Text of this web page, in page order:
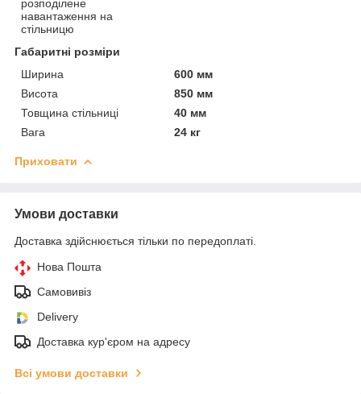
розподілене
навантаження на
стільницю
Габаритні розміри
Ширина
600 мм
Висота
850 мм
Товщина стільниці
40 мм
Вага
24 кг
Приховати
Умови доставки
Доставка здійснюється тільки по передоплаті.
Нова Пошта
Самовивіз
Delivery
Доставка кур'єром на адресу
Всі умови доставки